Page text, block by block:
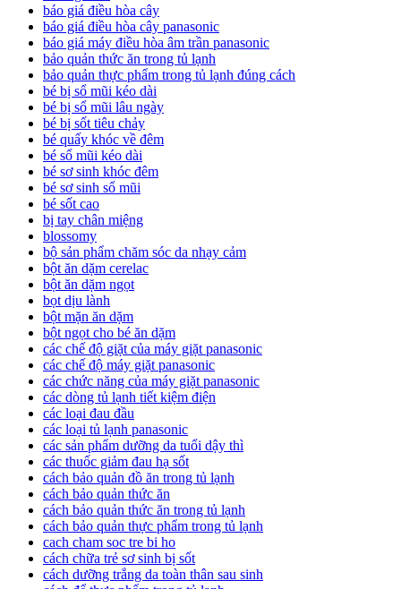
báo giá điều hòa cây
báo giá điều hòa cây panasonic
báo giá máy điều hòa âm trần panasonic
bảo quản thức ăn trong tủ lạnh
bảo quản thực phẩm trong tủ lạnh đúng cách
bé bị sổ mũi kéo dài
bé bị sổ mũi lâu ngày
bé bị sốt tiêu chảy
bé quấy khóc về đêm
bé sổ mũi kéo dài
bé sơ sinh khóc đêm
bé sơ sinh sổ mũi
bé sốt cao
bị tay chân miệng
blossomy
bộ sản phẩm chăm sóc da nhạy cảm
bột ăn dặm cerelac
bột ăn dặm ngọt
bọt dịu lành
bột mặn ăn dặm
bột ngọt cho bé ăn dặm
các chế độ giặt của máy giặt panasonic
các chế độ máy giặt panasonic
các chức năng của máy giặt panasonic
các dòng tủ lạnh tiết kiệm điện
các loại đau đầu
các loại tủ lạnh panasonic
các sản phẩm dưỡng da tuổi dậy thì
các thuốc giảm đau hạ sốt
cách bảo quản đồ ăn trong tủ lạnh
cách bảo quản thức ăn
cách bảo quản thức ăn trong tủ lạnh
cách bảo quản thực phẩm trong tủ lạnh
cach cham soc tre bi ho
cách chữa trẻ sơ sinh bị sốt
cách dưỡng trắng da toàn thân sau sinh